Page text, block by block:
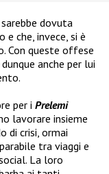
dovuta
che, invece, si è
Con queste offese
anche per lui
per i Prelemi
lavorare insieme
di crisi, ormai
tra viaggi e
La loro